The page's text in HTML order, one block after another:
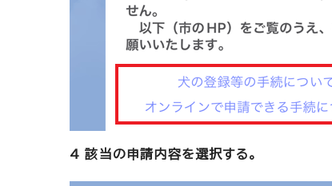
4 該当の申請内容を選択する。